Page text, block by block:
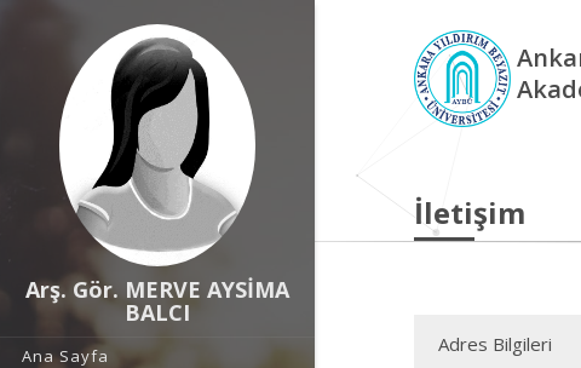
Arş. Gör. MERVE AYSİMA
BALCI
Ana Sayfa
İletişim
Adres Bilgileri